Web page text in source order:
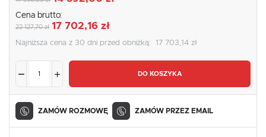
Cena brutto:
22 127,70 zł 17 702,16 zł
Najniższa cena z 30 dni przed obniżką: 17 703,14 zł
DO KOSZYKA
ZAMÓW ROZMOWĘ ZAMÓW PRZEZ EMAIL